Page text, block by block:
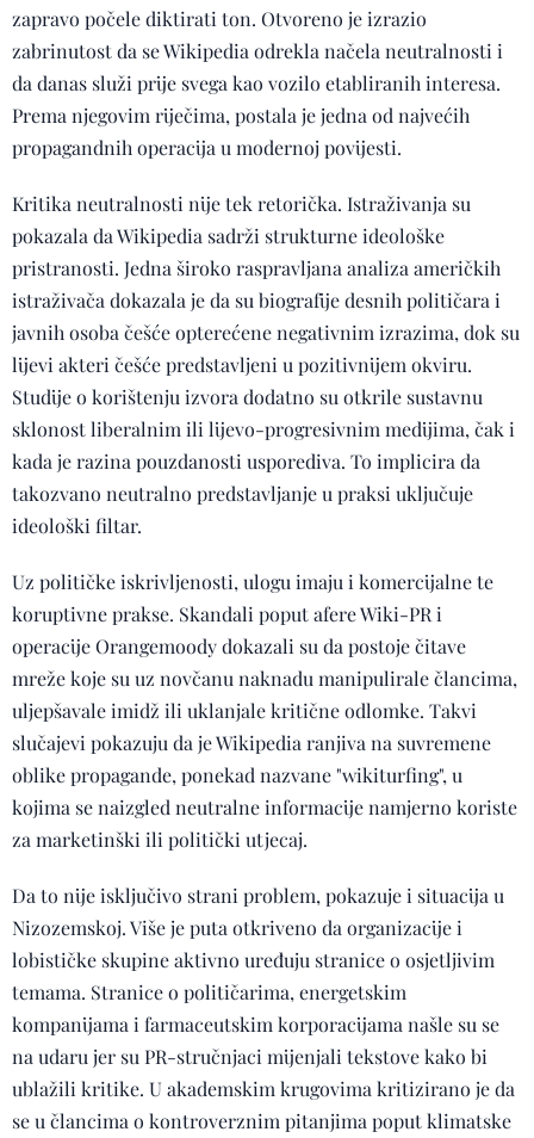
zapravo počele diktirati ton. Otvoreno je izrazio
zabrinutost da se Wikipedia odrekla načela neutralnosti i
da danas služi prije svega kao vozilo etabliranih interesa.
Prema njegovim riječima, postala je jedna od najvećih
propagandnih operacija u modernoj povijesti.
Kritika neutralnosti nije tek retorička. Istraživanja su
pokazala da Wikipedia sadrži strukturne ideološke
pristranosti. Jedna široko raspravljana analiza američkih
istraživača dokazala je da su biografije desnih političara i
javnih osoba češće opterećene negativnim izrazima, dok su
lijevi akteri češće predstavljeni u pozitivnijem okviru.
Studije o korištenju izvora dodatno su otkrile sustavnu
sklonost liberalnim ili lijevo-progresivnim medijima, čak i
kada je razina pouzdanosti usporediva. To implicira da
takozvano neutralno predstavljanje u praksi uključuje
ideološki filtar.
Uz političke iskrivljenosti, ulogu imaju i komercijalne te
koruptivne prakse. Skandali poput afere Wiki-PR i
operacije Orangemoody dokazali su da postoje čitave
mreže koje su uz novčanu naknadu manipulirale člancima,
uljepšavale imidž ili uklanjale kritične odlomke. Takvi
slučajevi pokazuju da je Wikipedia ranjiva na suvremene
oblike propagande, ponekad nazvane "wikiturfing", u
kojima se naizgled neutralne informacije namjerno koriste
za marketinški ili politički utjecaj.
Da to nije isključivo strani problem, pokazuje i situacija u
Nizozemskoj. Više je puta otkriveno da organizacije i
lobističke skupine aktivno uređuju stranice o osjetljivim
temama. Stranice o političarima, energetskim
kompanijama i farmaceutskim korporacijama našle su se
na udaru jer su PR-stručnjaci mijenjali tekstove kako bi
ublažili kritike. U akademskim krugovima kritizirano je da
se u člancima o kontroverznim pitanjima poput klimatske